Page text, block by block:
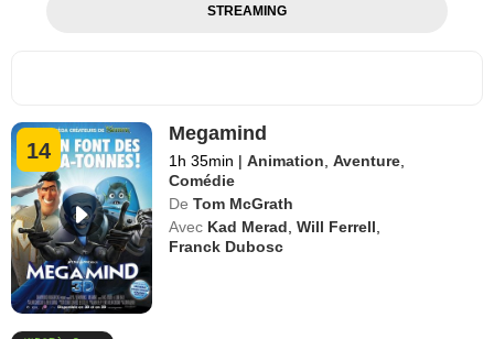
STREAMING
14
Megamind
1h 35min | Animation ,Aventure
Comédie
De Tom McGrath
Avec Kad Merad ,Will Ferrell
Franck Dubosc